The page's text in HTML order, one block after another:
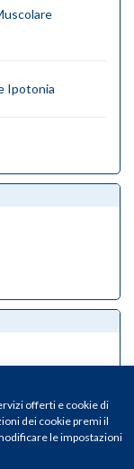
offerti e cookie di
dei cookie premi il
le impostazioni
Ipotonia